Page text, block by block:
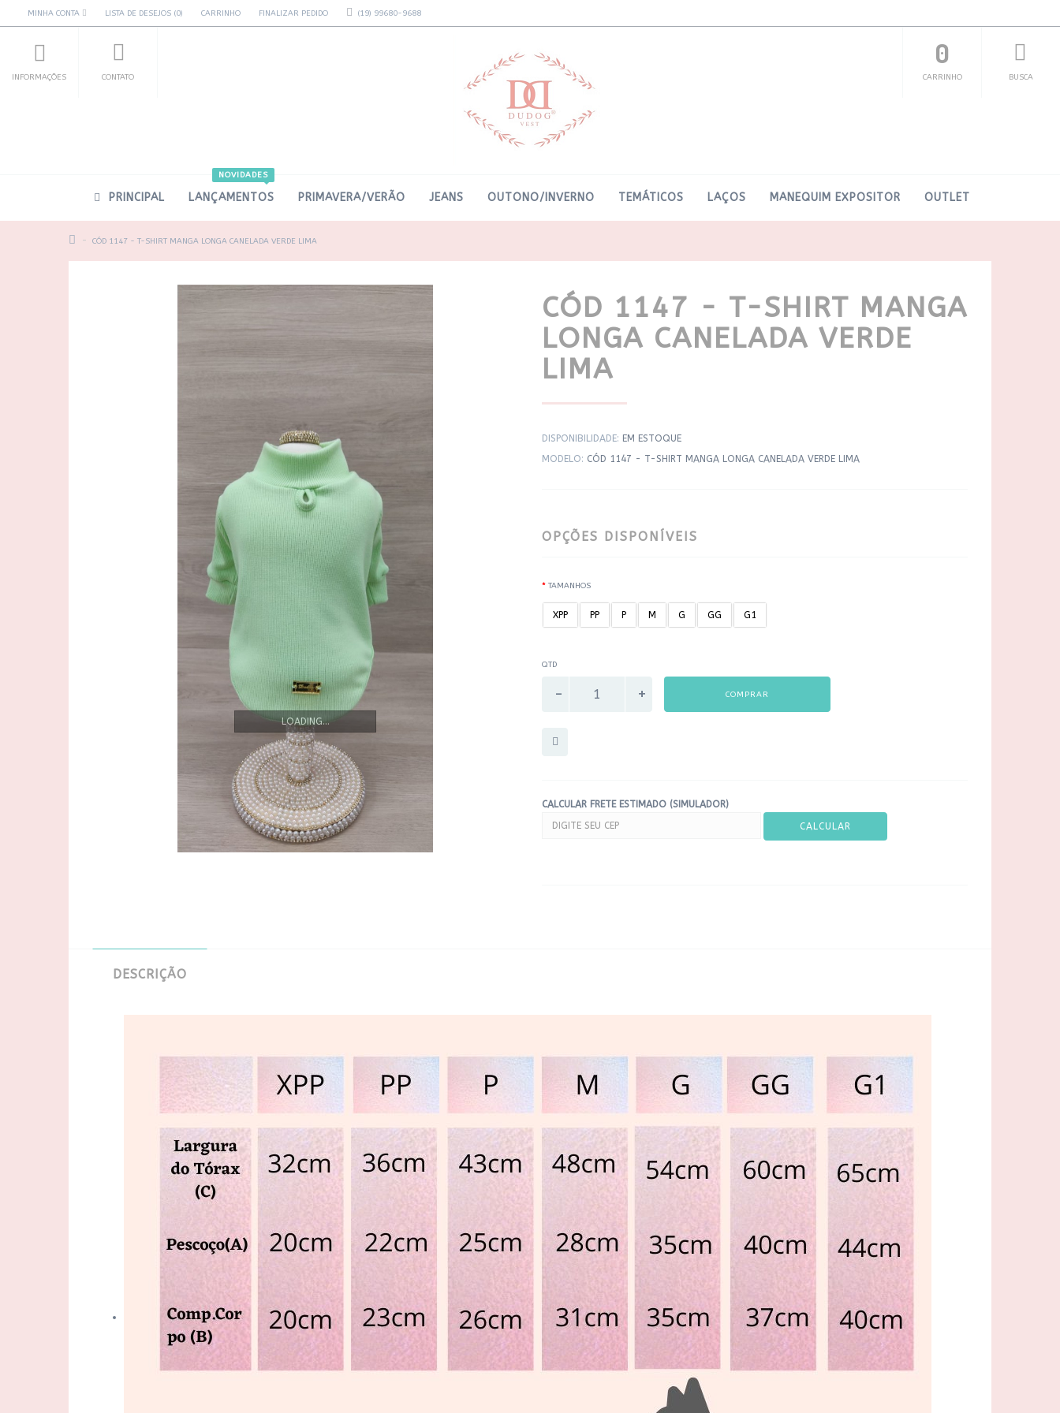
MINHA CONTA LISTA DE DESEJOS (0) CARRINHO FINALIZAR PEDIDO (19) 99680-9688
INFORMAÇÕES CONTATO BUSCA
0
CARRINHO
PRINCIPAL
NOVIDADES
LANÇAMENTOS PRIMAVERA/VERÃO JEANS OUTONO/INVERNO TEMÁTICOS LAÇOS MANEQUIM EXPOSITOR OUTLET
CÓD 1147 - T-SHIRT MANGA LONGA CANELADA VERDE LIMA
LOADING...
CÓD 1147 - T-SHIRT MANGA
LONGA CANELADA VERDE
LIMA
DISPONIBILIDADE: EM ESTOQUE
MODELO: CÓD 1147 - T-SHIRT MANGA LONGA CANELADA VERDE LIMA
OPÇÕES DISPONÍVEIS
TAMANHOS
XPP PP P M G GG G1
QTD
COMPRAR
CALCULAR FRETE ESTIMADO (SIMULADOR)
DESCRIÇÃO